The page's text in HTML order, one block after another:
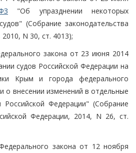
"Об упразднении некоторых
(Собрание законодательства
N 30, ст. 4013);
закона от 23 июня 2014
судов Российской Федерации на
Крым и города федерального
о внесении изменений в отдельные
Российской Федерации" (Собрание
Федерации, 2014, N 26, ст.
закона от 12 ноября